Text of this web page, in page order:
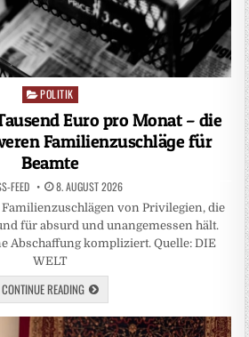
Posted
POLITIK
Euro pro Monat – die
Familienzuschläge für
Beamte
FEED 8. AUGUST 2026
von Privilegien, die
für absurd und unangemessen hält.
Abschaffung kompliziert. Quelle: DIE
WELT
CONTINUE READING